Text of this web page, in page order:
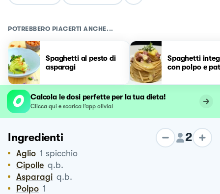
POTREBBERO PIACERTI ANCHE...
Spaghetti al pesto di
asparagi
Spaghetti
con polpo e
Calcola le dosi perfette per la tua dieta!
Clicca qui e scarica l’app olivia!
Ingredienti 2
Aglio 1 spicchio
Cipolle q.b.
Asparagi q.b.
Polpo 1